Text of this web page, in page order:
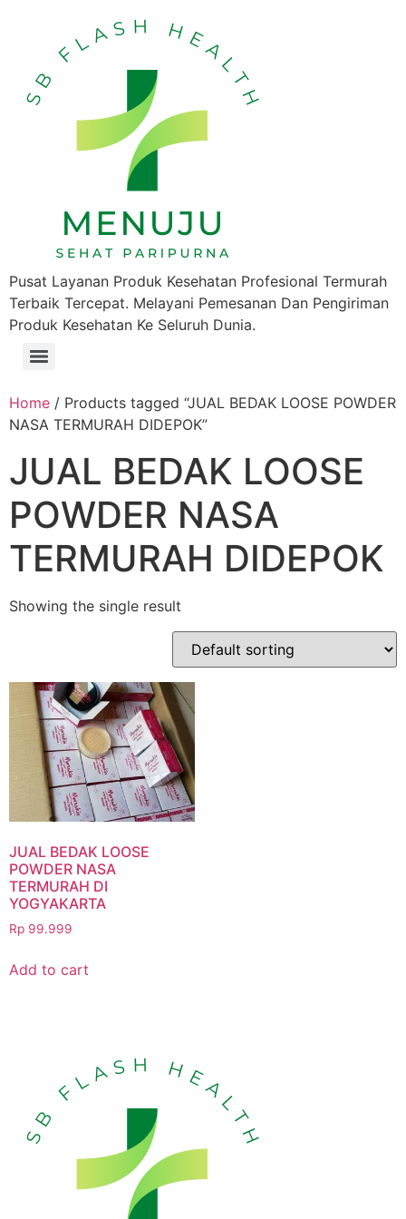
Pusat Layanan Produk Kesehatan Profesional Termurah
Terbaik Tercepat. Melayani Pemesanan Dan Pengiriman
Produk Kesehatan Ke Seluruh Dunia.
Home / Products tagged “JUAL BEDAK LOOSE POWDER
NASA TERMURAH DIDEPOK”
JUAL BEDAK LOOSE
POWDER NASA
TERMURAH DIDEPOK
Showing the single result
JUAL BEDAK LOOSE
POWDER NASA
TERMURAH DI
YOGYAKARTA
Rp 99.999
Add to cart